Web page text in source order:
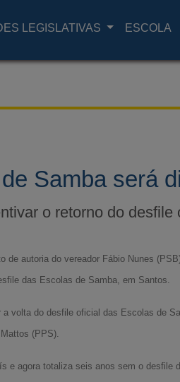
LEGISLATIVAS ESCOLA
Samba será
o retorno do desfile
de autoria do vereador Fábio Nunes
das Escolas de Samba, em Santos.
volta do desfile oficial das Escolas de
(PPS).
agora totaliza seis anos sem o desfile